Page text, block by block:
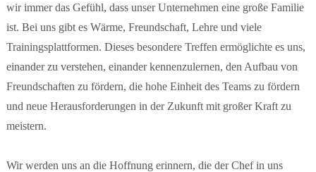
wir immer das Gefühl, dass unser Unternehmen eine große Familie
ist. Bei uns gibt es Wärme, Freundschaft, Lehre und viele
Trainingsplattformen. Dieses besondere Treffen ermöglichte es uns,
einander zu verstehen, einander kennenzulernen, den Aufbau von
Freundschaften zu fördern, die hohe Einheit des Teams zu fördern
und neue Herausforderungen in der Zukunft mit großer Kraft zu
meistern.
Wir werden uns an die Hoffnung erinnern, die der Chef in uns